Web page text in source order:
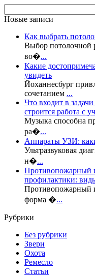
Новые записи
Как выбрать
Выбор потолочной
во�...
Какие
увидеть
Йоханнесбург
сочетанием ...
Что входит в
строится работа с
Музыка способна
ра�...
Аппараты УЗИ:
Ультразвуковая
н�...
Противопожарный
профилактики:
Противопожарный
форма �...
Рубрики
Без рубрики
Звери
Охота
Ремесло
Статьи